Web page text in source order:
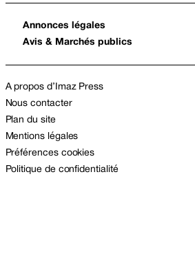
Annonces légales
Avis & Marchés publics
A propos d’Imaz Press
Nous contacter
Plan du site
Mentions légales
Préférences cookies
Politique de confidentialité